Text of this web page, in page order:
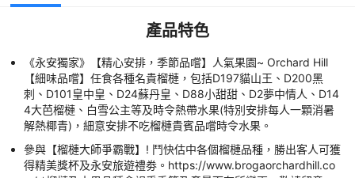
產品特色
《永安獨家》【精心安排，季節品嚐】人氣果園~ Orchard Hill
【細味品嚐】任食各種名貴榴槤，包括D197貓山王、D200黑
刺、D101皇中皇、D24蘇丹皇、D88小甜甜、D2夢中情人、D14
4大芭榴槤、白雪公主等及時令熱帶水果(特別安排每人一顆消暑
解熱椰青)，細意安排不吃榴槤貴賓品嚐時令水果。
參與【榴槤大師爭霸戰】! 鬥快估中各個榴槤品種，勝出客人可獲
得精美獎杯及永安旅遊禮劵。https://www.brogaorchardhill.co